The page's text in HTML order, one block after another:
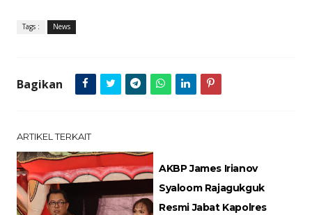
Tags : News
Bagikan
ARTIKEL TERKAIT
AKBP James Irianov
Syaloom Rajagukguk
Resmi Jabat Kapolres